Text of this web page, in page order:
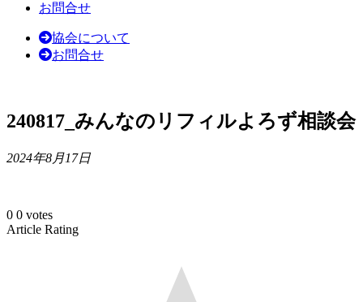
お問合せ
協会について
お問合せ
240817_みんなのリフィルよろず相談会
2024年8月17日
0 0 votes
Article Rating